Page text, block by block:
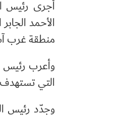
أجرى رئيس
الأحمد
منطقة غرب
وأعرب رئيس
التي
وجدّد رئيس